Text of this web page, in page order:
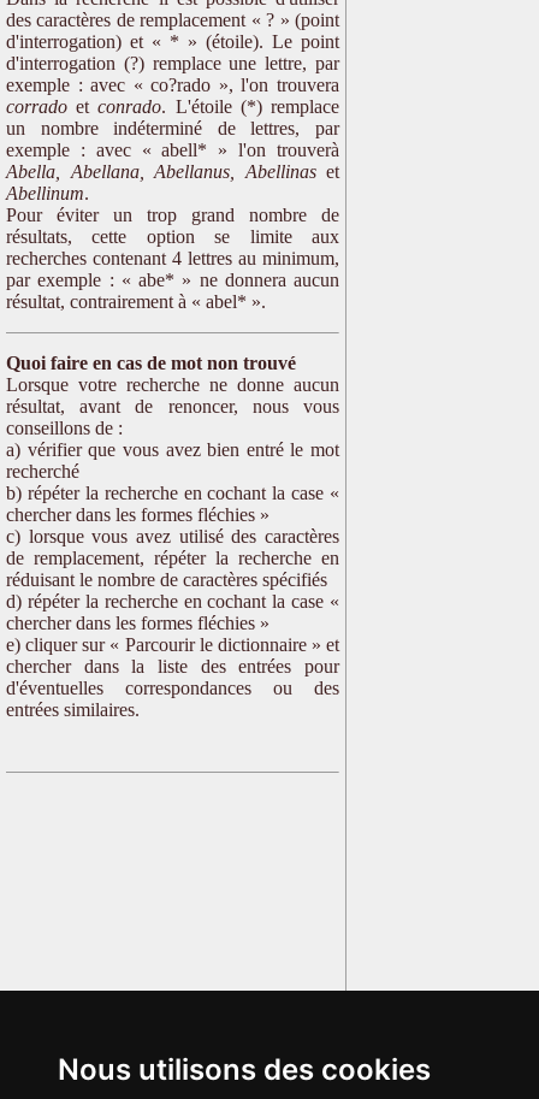
Nous utilisons des cookies
des caractères de remplacement « ? » (point
d'interrogation) et « * » (étoile). Le point
d'interrogation (?) remplace une lettre, par
exemple : avec « co?rado », l'on trouvera
corrado etconrado. L'étoile (*) remplace
un nombre indéterminé de lettres, par
exemple : avec « abell* » l'on trouverà
Abella, Abellana, Abellanus, Abellinaset
Abellinum.
Pour éviter un trop grand nombre de
résultats, cette option se limite aux
recherches contenant 4 lettres au minimum,
par exemple : « abe* » ne donnera aucun
résultat, contrairement à « abel* ».
Quoi faire en cas de mot non trouvé
Lorsque votre recherche ne donne aucun
résultat, avant de renoncer, nous vous
conseillons de :
a) vérifier que vous avez bien entré le mot
recherché
b) répéter la recherche en cochant la case «
chercher dans les formes fléchies »
c) lorsque vous avez utilisé des caractères
de remplacement, répéter la recherche en
réduisant le nombre de caractères spécifiés
d) répéter la recherche en cochant la case «
chercher dans les formes fléchies »
e) cliquer sur « Parcourir le dictionnaire » et
chercher dans la liste des entrées pour
d'éventuelles correspondances ou des
entrées similaires.